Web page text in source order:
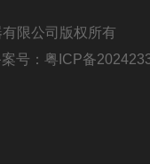
限公司版权所有
号： 粤ICP备